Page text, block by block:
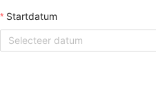
Startdatum